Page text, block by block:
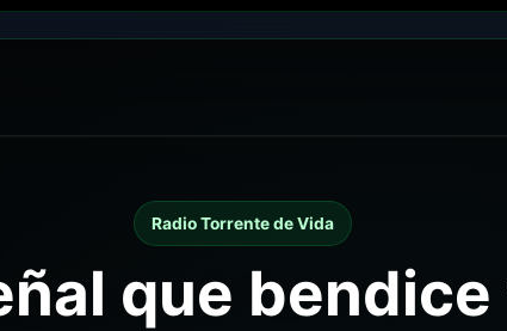
Radio Torrente de Vida
que